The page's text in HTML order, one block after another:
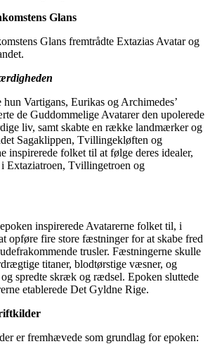
Glans
Glans fremtrådte Extazias Avatar og
Vartigans, Eurikas og Archimedes’
de Guddommelige Avatarer den upolerede
liv, samt skabte en række landmærker og
Sagaklippen, Tvillingekløften og
inspirerede folket til at følge deres idealer,
Extaziatroen, Tvillingetroen og
inspirerede Avatarerne folket til, i
opføre fire store fæstninger for at skabe fred
trusler. Fæstningerne skulle
titaner, blodtørstige væsner, og
og spredte skræk og rædsel. Epoken sluttede
etablerede Det Gyldne Rige.
er fremhævede som grundlag for epoken: